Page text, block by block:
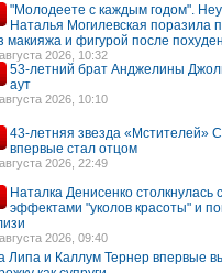
"Молодеете с каждым годом".
Наталья Могилевская поразила
макияжа и фигурой после
2026, 10:32
53-летний брат Анджелины
аут
2026, 10:10
43-летняя звезда «Мстителей»
впервые стал отцом
2026, 22:49
Наталка Денисенко столкнулась
эффектами "уколов красоты" и
2026, 09:40
Липа и Каллум Тернер впервые